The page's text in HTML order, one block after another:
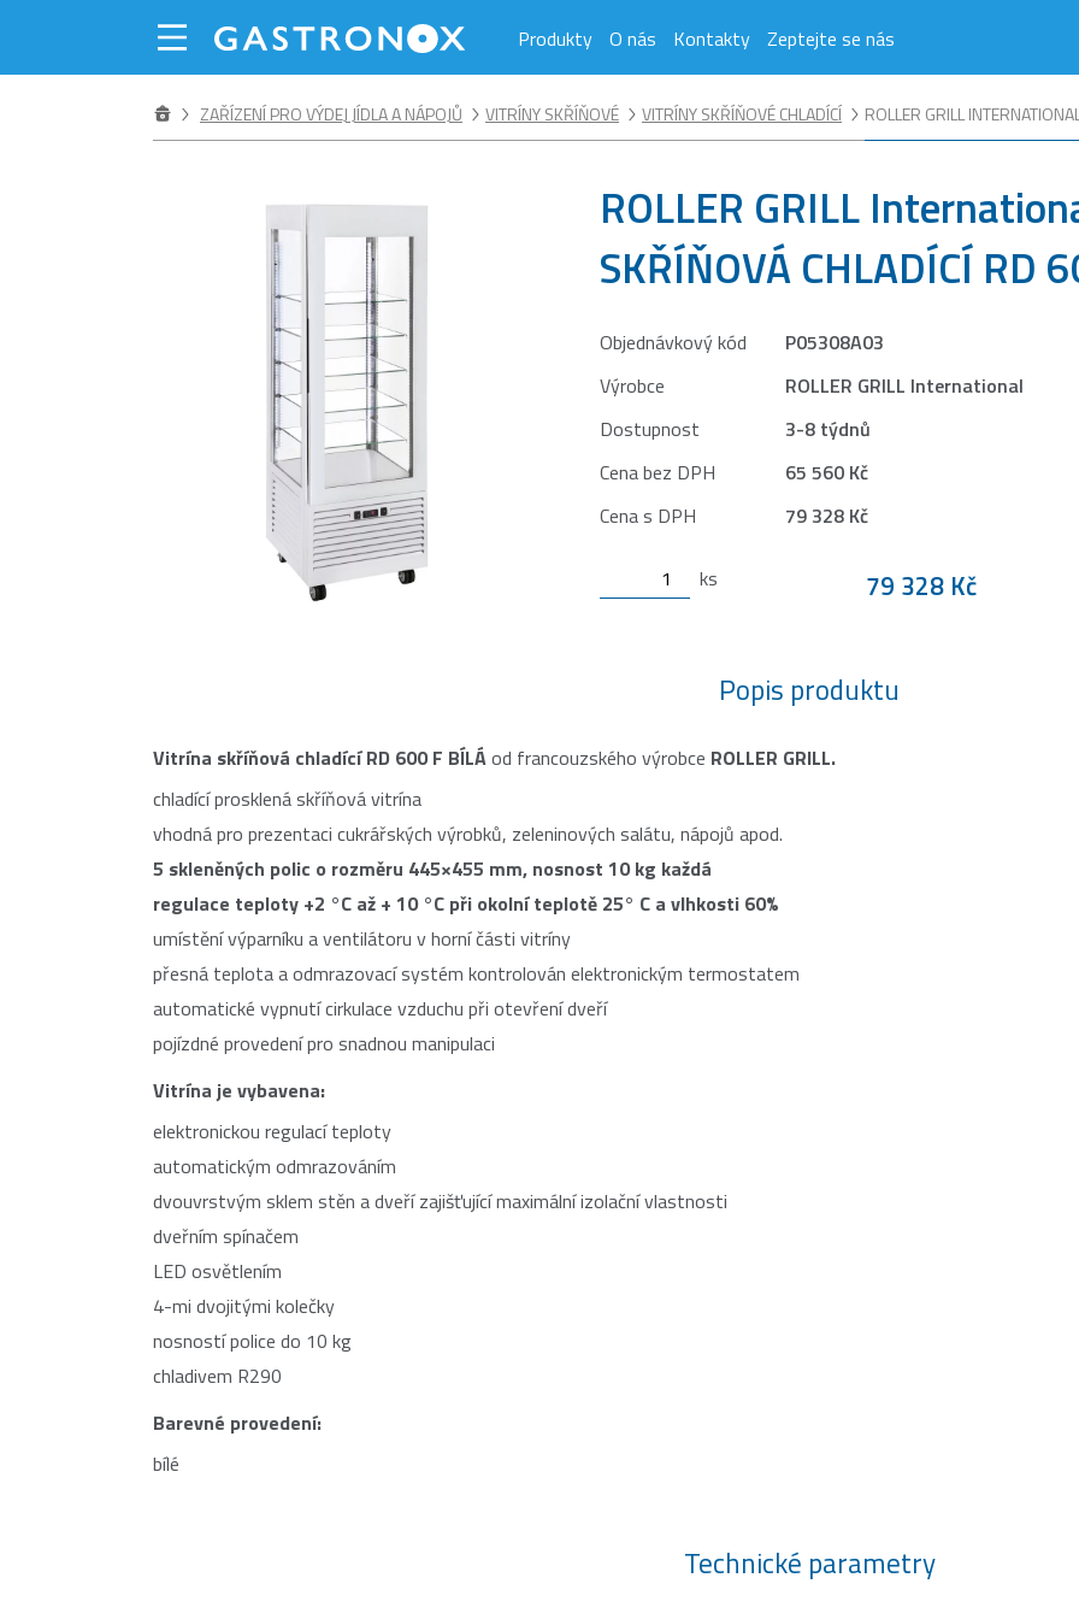
Produkty O nás Kontakty Zeptejte se nás
ZAŘÍZENÍ PRO VÝDEJ JÍDLA A NÁPOJŮ VITRÍNY SKŘÍŇOVÉ VITRÍNY SKŘÍŇOVÉ CHLADÍCÍ ROLLER GRILL
ROLLER GRILL
SKŘÍŇOVÁ CHLADÍCÍ RD
Objednávkový kód
P05308A03
Výrobce
ROLLER GRILL International
Dostupnost
3-8 týdnů
Cena bez DPH
65 560 Kč
Cena s DPH
79 328 Kč
ks 79 328 Kč
Popis produktu
Vitrína skříňová chladící RD 600 F BÍLÁod francouzského výrobce ROLLER GRILL.
chladící prosklená skříňová vitrína
vhodná pro prezentaci cukrářských výrobků, zeleninových salátu, nápojů apod.
5 skleněných polic o rozměru 445×455 mm, nosnost 10 kg každá
regulace teploty +2 °C až + 10 °C při okolní teplotě 25° C a vlhkosti 60%
umístění výparníku a ventilátoru v horní části vitríny
přesná teplota a odmrazovací systém kontrolován elektronickým termostatem
automatické vypnutí cirkulace vzduchu při otevření dveří
pojízdné provedení pro snadnou manipulaci
Vitrína je vybavena:
elektronickou regulací teploty
automatickým odmrazováním
dvouvrstvým sklem stěn a dveří zajišťující maximální izolační vlastnosti
dveřním spínačem
LED osvětlením
4-mi dvojitými kolečky
nosností police do 10 kg
chladivem R290
Barevné provedení:
bílé
Technické parametry